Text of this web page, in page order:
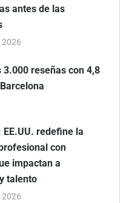
antes de las
2026
reseñas con 4,8
redefine la
con
impactan a
talento
2026